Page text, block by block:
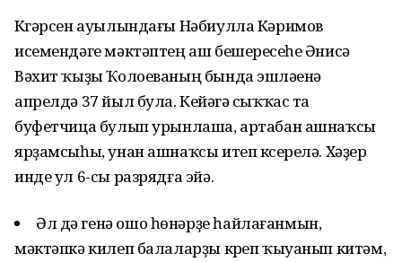
Күгәрсен ауылындағы Нәбиулла Кәримов
исемендәге мәктәптең аш бешереүсеһе Әнисә
Вәхит ҡыҙы Ҡолоеваның бында эшләүенә
апрелдә 37 йыл була. Кейәүгә сыҡҡас та
буфетчица булып урынлаша, артабан ашнаҡсы
ярҙамсыһы, унан ашнаҡсы итеп күсерелә. Хәҙер
инде ул 6-сы разрядға эйә.
Әл дә генә ошо һөнәрҙе һайлағанмын,
мәктәпкә килеп балаларҙы күреп ҡыуанып китәм,